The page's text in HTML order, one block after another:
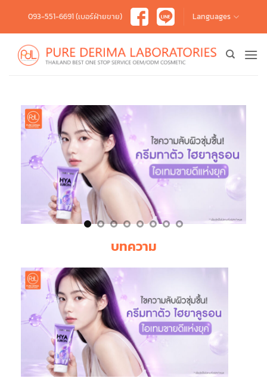
content
093-551-6691 (เบอร์ฝ่ายขาย) Languages
บทความ